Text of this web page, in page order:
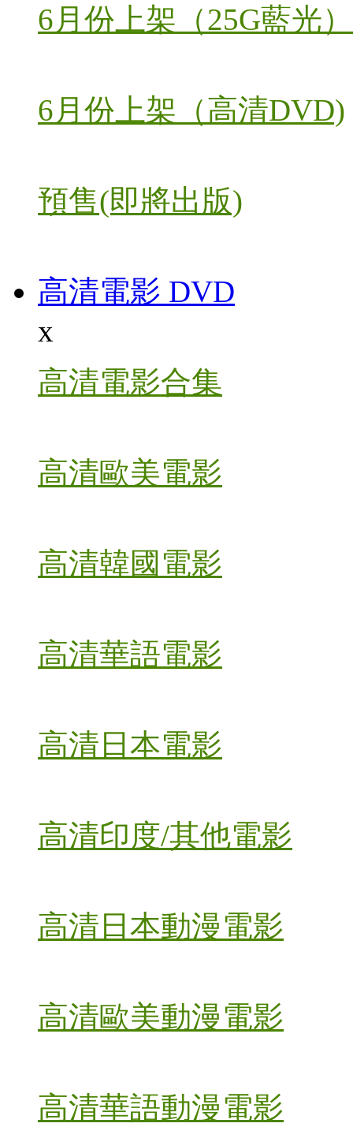
6月份上架（25G藍光）
6月份上架（高清DVD)
預售(即將出版)
高清電影 DVD
x
高清電影合集
高清歐美電影
高清韓國電影
高清華語電影
高清日本電影
高清印度/其他電影
高清日本動漫電影
高清歐美動漫電影
高清華語動漫電影